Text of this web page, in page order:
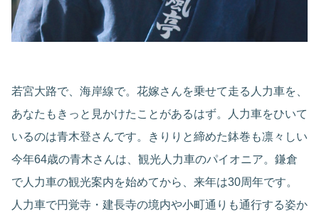
若宮大路で、海岸線で。花嫁さんを乗せて走る人力車を、
あなたもきっと見かけたことがあるはず。人力車をひいて
いるのは青木登さんです。きりりと締めた鉢巻も凛々しい
今年64歳の青木さんは、観光人力車のパイオニア。鎌倉
で人力車の観光案内を始めてから、来年は30周年です。
人力車で円覚寺・建長寺の境内や小町通りも通行する姿か